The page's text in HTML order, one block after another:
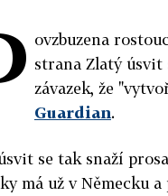
ovzbuzena
strana Zlatý úsvit
závazek, že
Guardian.
se tak snaží
má už v Německu